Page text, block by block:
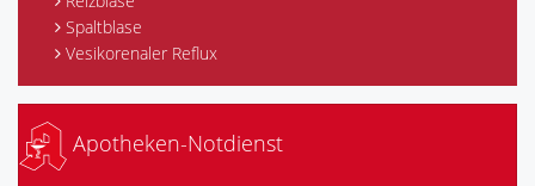
Spaltblase
Vesikorenaler Reflux
Apotheken-Notdienst